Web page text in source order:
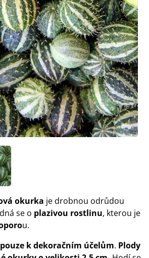
okurka je drobnou odrůdou
se o plazivou rostlinu, kterou je
u.
pouze k dekoračním účelům. Plody